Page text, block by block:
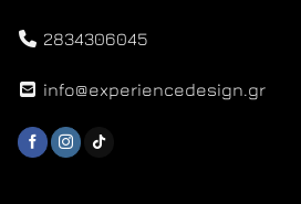
2834306045
info@experiencedesign.gr